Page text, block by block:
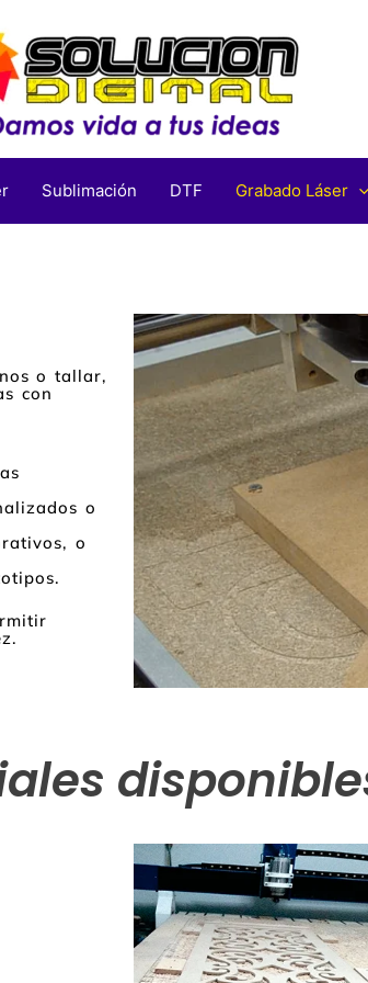
Sublimación DTF Grabado Láser
o tallar,
con
o
o
r
e
v
i
e
x
t